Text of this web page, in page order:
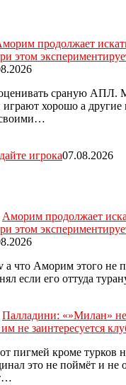
продолжает
этом
сраную АПЛ.
хорошо а другие
игрока07.08.2026
Аморим продолжает
этом
а что Аморим этого не
если его оттуда
Палладини: «»Милан»
им не заинтересуется
пигмей кроме турков
это не поймёт и не